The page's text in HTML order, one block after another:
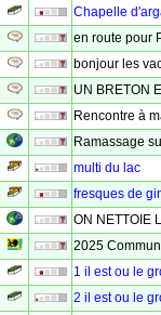
Chapelle
en route pour
bonjour les
UN BRETON
Rencontre à
Ramassage
multi du lac
fresques de
ON NETTOIE
2025
1 il est ou le
2 il est ou le